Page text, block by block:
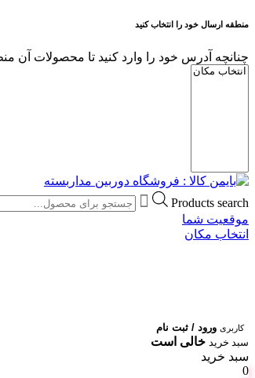
منطقه ارسال خود را انتخاب کنید
چنانچه آدرس خود را وارد کنید تا محصولات آن
Products search
موقعیت شما
انتخاب مکان
کاربری ورود / ثبت نام
سبد خرید خالی است
سبد خرید
0